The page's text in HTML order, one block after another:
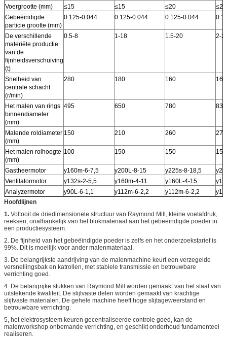
Voergrootte (mm)
≤15 ≤15 ≤20
≤20
Gebeëindigde
particie grootte (mm)
0.125-0.044 0.125-0.044 0.125-0.044
De verschillende
materiële productie
van de
fijnheidsverschuiving
(t)
0.5-8 1-18 1.5-20 2-
Snelheid van
centrale schacht
(r/min)
280 180 160 160
Het malen van rings
binnendiameter
(mm)
495 650 780 830
Malende roldiameter
(mm)
150 210 260 270
Het malen rolhoogte
(mm)
100 150 150 150
Gastheermotor y160m-6-7,5 y200L-8-15 y225s-8-18,5
Ventilatormotor
y132s-2-5,5 y160m-4-11 y160L-4-15
Anaiyzermotor
y90L-6-1,1 y112m-6-2,2 y112m-6-2,2
Hoofdlijnen
1. Voltooit de driedimensionele structuur van Raymond Mill, kleine voetafdruk,
reeksen, onafhankelijk van het blokmateriaal aan het gebeëindigde poeder in
een productiesysteem.
2. De fijnheid van het gebeëindigde poeder is zelfs en het onderzoekstarief is
99%. Dit is moeilijk voor ander malenmateriaal.
3. De belangrijkste aandrijving van de malenmachine keurt een verzegelde
versnellingsbak en katrollen, met stabiele transmissie en betrouwbare
verrichting goed.
4. De belangrijke stukken van Raymond Mill worden gemaakt van het staal van
uitstekende kwaliteit. De slijtvaste delen worden gemaakt van krachtige
slijtvaste materialen. De gehele machine heeft hoge slijtageweerstand en
betrouwbare verrichting.
5, het elektrosysteem keuren gecentraliseerde controle goed, kan de
malenworkshop onbemande verrichting, en geschikt onderhoud fundamenteel
realiseren.